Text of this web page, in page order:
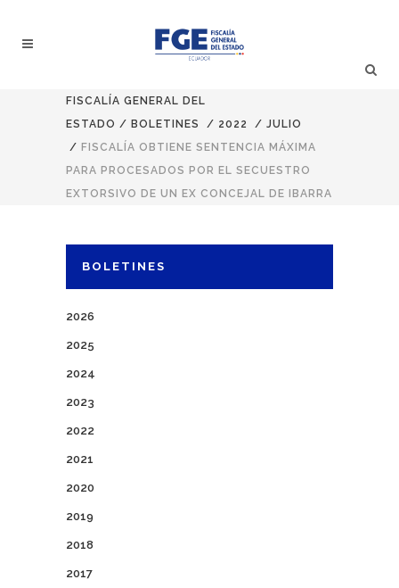
FISCALÍA GENERAL DEL
ESTADO / BOLETINES / 2022 / JULIO
/ FISCALÍA OBTIENE SENTENCIA MÁXIMA
PARA PROCESADOS POR EL SECUESTRO
EXTORSIVO DE UN EX CONCEJAL DE IBARRA
BOLETINES
2026
2025
2024
2023
2022
2021
2020
2019
2018
2017